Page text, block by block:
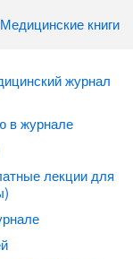
книги
журнал
в журнале
лекции для